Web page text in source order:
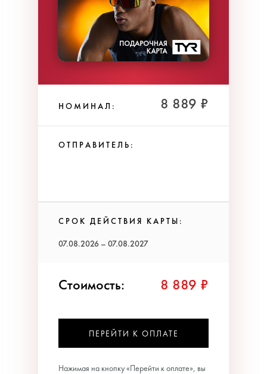
НОМИНАЛ: 8 889 ₽
ОТПРАВИТЕЛЬ:
СРОК ДЕЙСТВИЯ КАРТЫ:
07.08.2026 – 07.08.2027
Стоимость: 8 889 ₽
ПЕРЕЙТИ К ОПЛАТЕ
Нажимая на кнопку «Перейти к оплате», вы